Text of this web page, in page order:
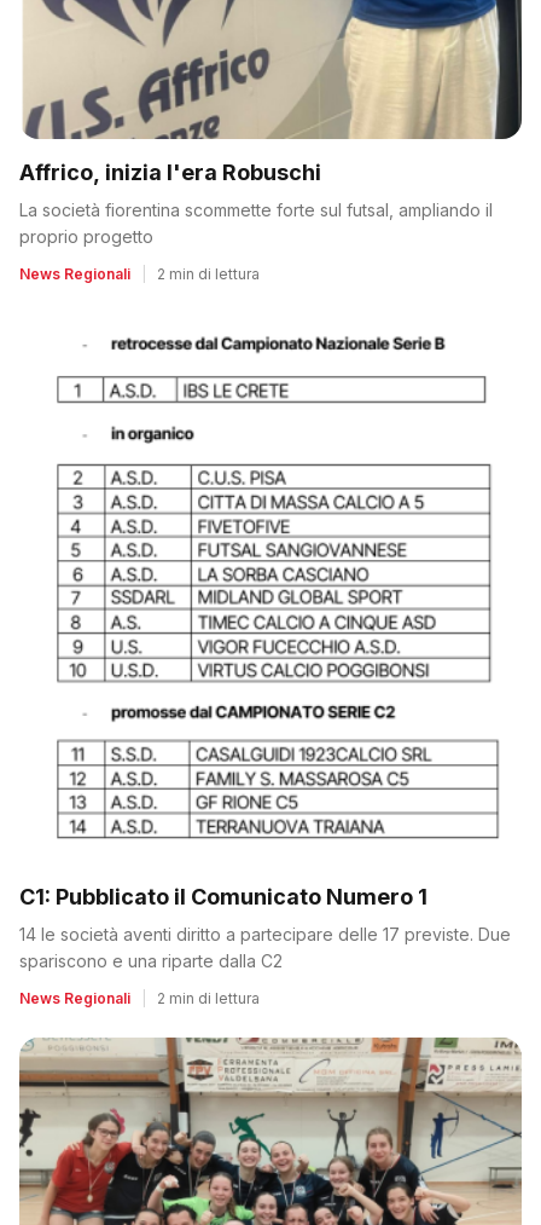
Affrico, inizia l'era Robuschi
La società fiorentina scommette forte sul futsal, ampliando il
proprio progetto
News Regionali 2 min di lettura
C1: Pubblicato il Comunicato Numero 1
14 le società aventi diritto a partecipare delle 17 previste. Due
spariscono e una riparte dalla C2
News Regionali 2 min di lettura